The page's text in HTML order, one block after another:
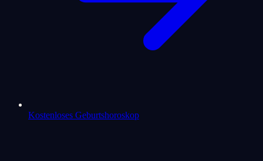
Kostenloses Geburtshoroskop